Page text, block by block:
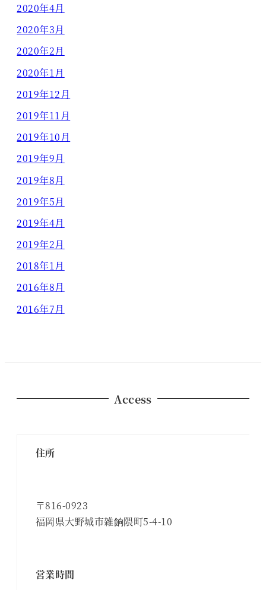
2020年4月
2020年3月
2020年2月
2020年1月
2019年12月
2019年11月
2019年10月
2019年9月
2019年8月
2019年5月
2019年4月
2019年2月
2018年1月
2016年8月
2016年7月
Access
住所
〒816-0923
福岡県大野城市雑餉隈町5-4-10
営業時間